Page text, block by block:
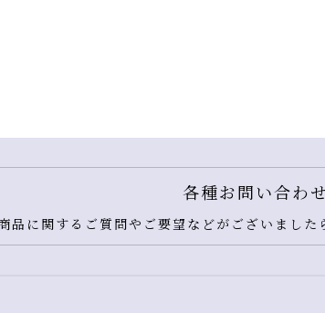
各種お問い合わ
品に関するご質問やご要望などがございまし